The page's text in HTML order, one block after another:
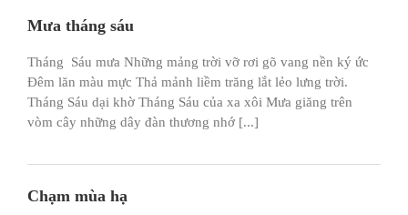
Mưa tháng sáu
Tháng Sáu mưa Những mảng trời vỡ rơi gõ vang nền ký ức
Đêm lăn màu mực Thả mảnh liềm trăng lắt lẻo lưng trời.
Tháng Sáu dại khờ Tháng Sáu của xa xôi Mưa giăng trên
vòm cây những dây đàn thương nhớ [...]
Chạm mùa hạ